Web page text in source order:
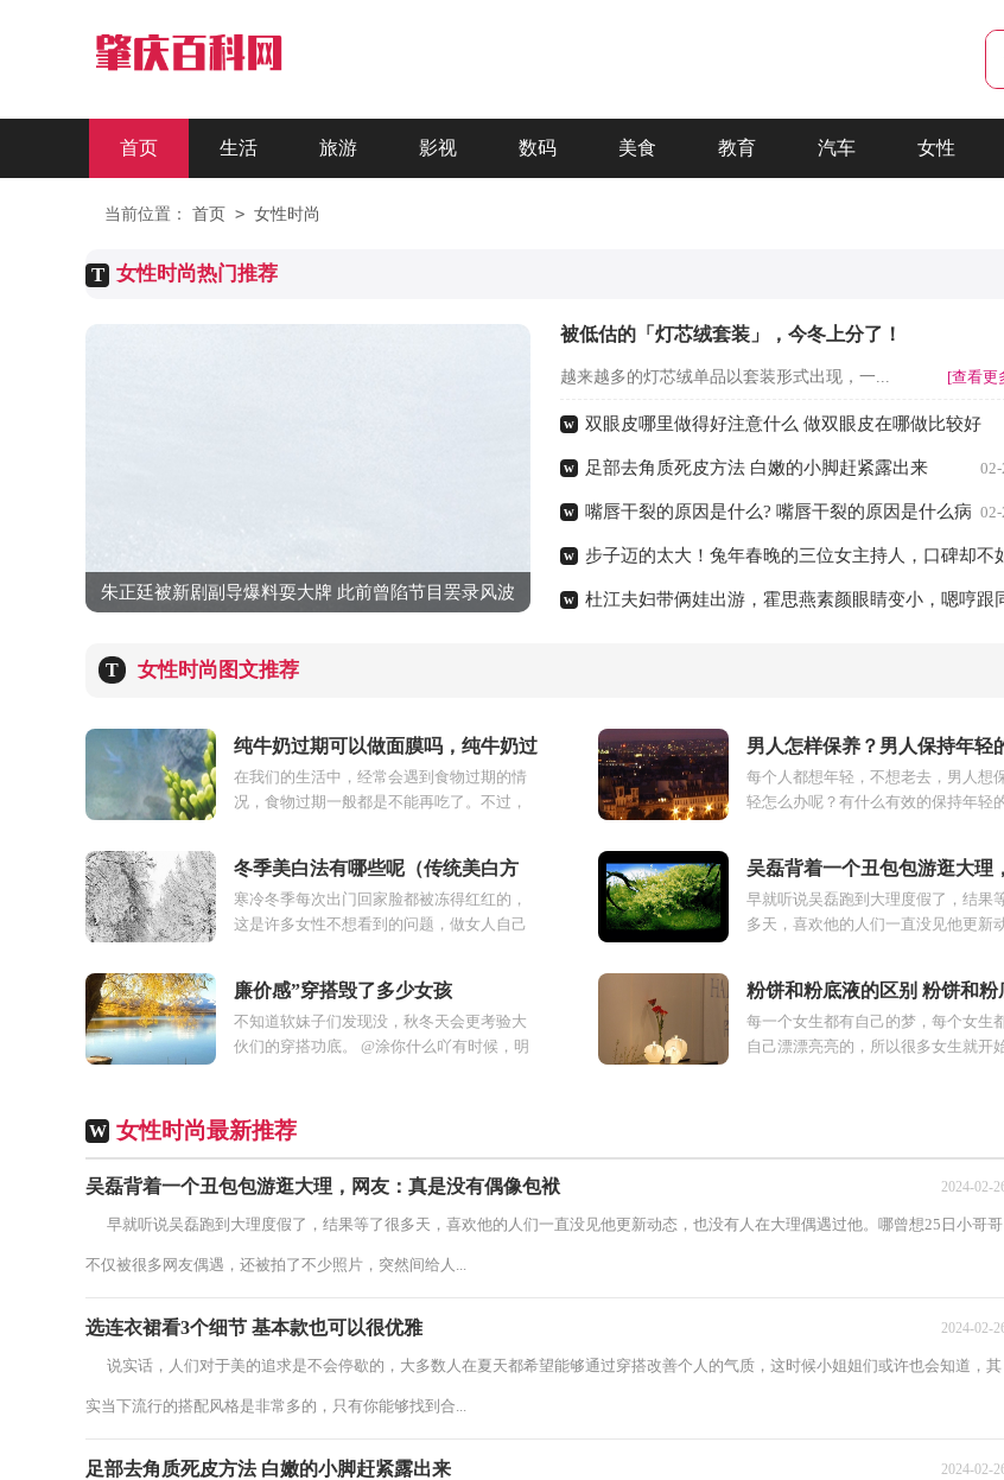
首页 生活 旅游 影视 数码 美食 教育 汽车 女性
文化 星座
当前位置： 首页 > 女性时尚
T 女性时尚热门推荐
朱正廷被新剧副导爆料耍大牌 此前曾陷节目罢录风波
被低估的「灯芯绒套装」，今冬上分了！
越来越多的灯芯绒单品以套装形式出现，一... [查看更
w 双眼皮哪里做得好注意什么 做双眼皮在哪做比较好
w 足部去角质死皮方法 白嫩的小脚赶紧露出来
w 嘴唇干裂的原因是什么? 嘴唇干裂的原因是什么病
w 步子迈的太大！兔年春晚的三位女主持人，口碑却不
没上场的董卿 02-
w 杜江夫妇带俩娃出游，霍思燕素颜眼睛变小，嗯哼跟
T 女性时尚图文推荐
纯牛奶过期可以做面膜吗，纯牛奶过
期了可以做面膜吗
在我们的生活中，经常会遇到食物过期的情
况，食物过期一般都是不能再吃了。不过，
男人怎样保养？男人保持年轻
每个人都想年轻，不想老去，男人想
轻怎么办呢？有什么有效的保持年轻
冬季美白法有哪些呢（传统美白方
法）
寒冷冬季每次出门回家脸都被冻得红红的，
这是许多女性不想看到的问题，做女人自己
吴磊背着一个丑包包游逛大理
友：真是没有偶像包袱
早就听说吴磊跑到大理度假了，结果
多天，喜欢他的人们一直没见他更新
廉价感”穿搭毁了多少女孩
不知道软妹子们发现没，秋冬天会更考验大
伙们的穿搭功底。 @涂你什么吖有时候，明
粉饼和粉底液的区别 粉饼和粉
的区别和作用
每一个女生都有自己的梦，每个女生
自己漂漂亮亮的，所以很多女生就开
W 女性时尚最新推荐
吴磊背着一个丑包包游逛大理，网友：真是没有偶像包袱 2024-02-
早就听说吴磊跑到大理度假了，结果等了很多天，喜欢他的人们一直没见他更新动态，也没有人在大理偶遇过他。哪曾想25日小哥哥
不仅被很多网友偶遇，还被拍了不少照片，突然间给人...
选连衣裙看3个细节 基本款也可以很优雅 2024-02-
说实话，人们对于美的追求是不会停歇的，大多数人在夏天都希望能够通过穿搭改善个人的气质，这时候小姐姐们或许也会知道，其
实当下流行的搭配风格是非常多的，只有你能够找到合...
足部去角质死皮方法 白嫩的小脚赶紧露出来 2024-02-